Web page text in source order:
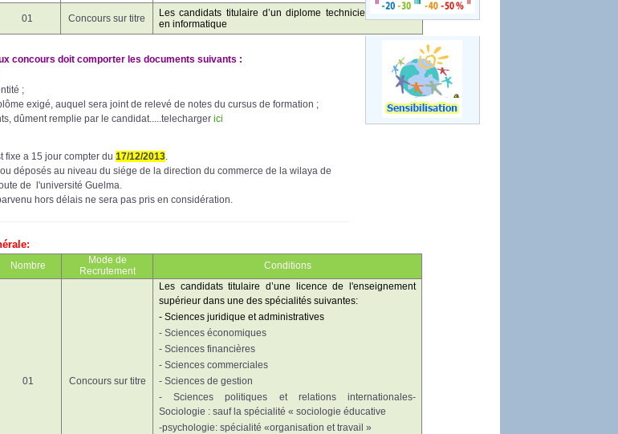
01 Concours sur titre Les candidats titulaire d’un diplome technicien superieur
en informatique
concours doit comporter les documents suivants :
;
exigé, auquel sera joint de relevé de notes du cursus de formation ;
dûment remplie par le candidat.....telecharger ici
fixe a 15 jour compter du 17/12/2013
déposés au niveau du siége de la direction du commerce de la wilaya de
de l'université Guelma.
hors délais ne sera pas pris en considération.
Nombre
Mode de
Recrutement
Conditions
01 Concours sur titre
Les candidats titulaire d’une licence de l'enseignement
supérieurdans une desspécialités suivantes:
- Sciences juridique et administratives
- Sciences économiques
- Sciences financières
- Sciences commerciales
- Sciences de gestion
- Sciences politiques et relations internationales-
Sociologie : sauf la spécialité « sociologie éducative
-psychologie: spécialité «organisation et travail »